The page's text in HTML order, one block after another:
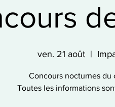
ven. 21 août
  |
Concours nocturnes du
Toutes les informations